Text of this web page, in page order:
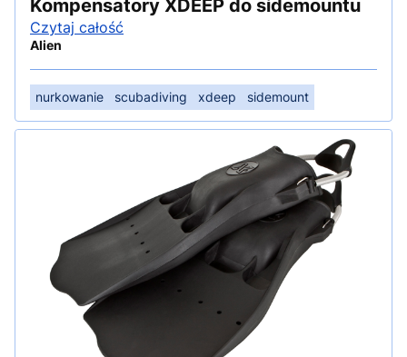
Kompensatory XDEEP do sidemountu
Czytaj całość
Alien
nurkowanie scubadiving xdeep sidemount